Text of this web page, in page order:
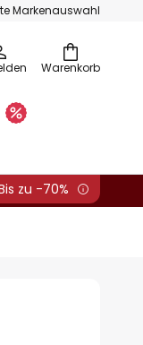
Markenauswahl
Warenkorb
zu -70%